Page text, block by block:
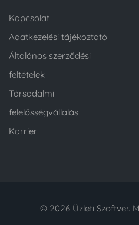
Kapcsolat
Adatkezelési tájékoztató
Általános szerződési
feltételek
Társadalmi
felelősségvállalás
Karrier
© 2026 Üzleti Szoftver.